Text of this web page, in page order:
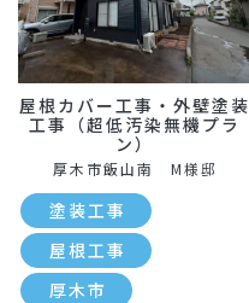
屋根カバー工事・外壁塗装
工事（超低汚染無機プラ
ン）
厚木市飯山南 M様邸
塗装工事
屋根工事
厚木市